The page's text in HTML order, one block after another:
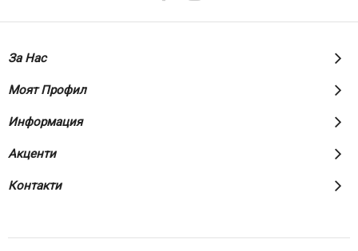
За Нас
Моят Профил
Информация
Акценти
Контакти